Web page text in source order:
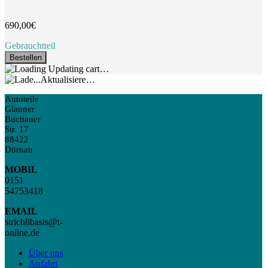
690,00€
Gebrauchtteil
Bestellen
Updating cart…
Aktualisiere…
Autoteile
Glauner
Buchauer
Str. 17
88422
Dürnau
MOBIL
0151
54753418
EMAIL
strich8basis@t-
online.de
Über uns
Anfahrt